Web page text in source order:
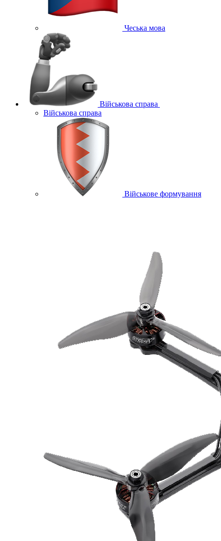
Чеська мова
Військова справа
Військова справа
Військове формування